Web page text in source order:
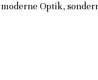
Optik,